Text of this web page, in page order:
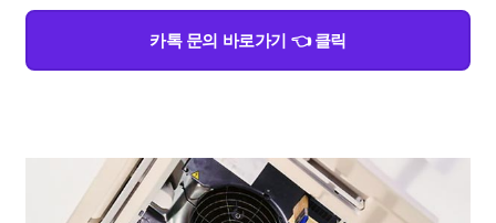
카톡 문의 바로가기 👈 클릭